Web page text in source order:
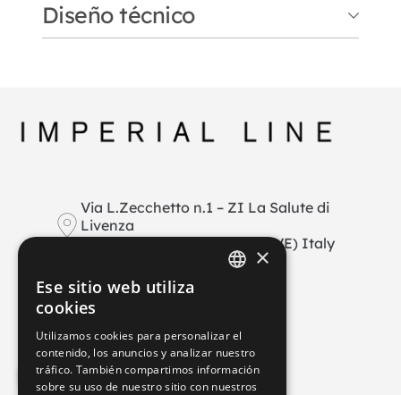
puede realizar a medida en variantes de
madera, fenix, hpl o cerámica.
Cerámica
HPL
Diseño técnico
Via L.Zecchetto n.1 – ZI La Salute di
Livenza
30029 San Stino di Livenza (VE) Italy
info@imperial-line.com
Privacy Policy
ENGLISH
FRENCH
×
Ese sitio web utiliza
cookies
Utilizamos cookies para personalizar el
contenido, los anuncios y analizar nuestro
tráfico. También compartimos información
sobre su uso de nuestro sitio con nuestros